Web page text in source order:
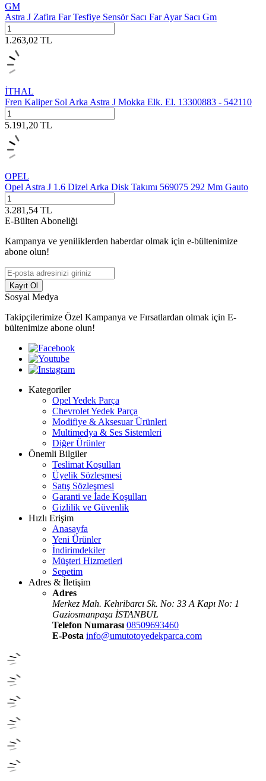
GM
Astra J Zafira Far Tesfiye Sensör Sacı Far Ayar Sacı Gm
1.263,02 TL
İTHAL
Fren Kaliper Sol Arka Astra J Mokka Elk. El. 13300883 - 542110
5.191,20 TL
OPEL
Opel Astra J 1.6 Dizel Arka Disk Takımı 569075 292 Mm Gauto
3.281,54 TL
E-Bülten Aboneliği
Kampanya ve yeniliklerden haberdar olmak için e-bültenimize
abone olun!
Kayıt Ol
Sosyal Medya
Takipçilerimize Özel Kampanya ve Fırsatlardan olmak için E-
bültenimize abone olun!
Kategoriler
Opel Yedek Parça
Chevrolet Yedek Parça
Modifiye & Aksesuar Ürünleri
Multimedya & Ses Sistemleri
Diğer Ürünler
Önemli Bilgiler
Teslimat Koşulları
Üyelik Sözleşmesi
Satış Sözleşmesi
Garanti ve İade Koşulları
Gizlilik ve Güvenlik
Hızlı Erişim
Anasayfa
Yeni Ürünler
İndirimdekiler
Müşteri Hizmetleri
Sepetim
Adres & İletişim
Adres
Merkez Mah. Kehribarcı Sk. No: 33 A Kapı No: 1
Gaziosmanpaşa İSTANBUL
Telefon Numarası 08509693460
E-Posta info@umutotoyedekparca.com